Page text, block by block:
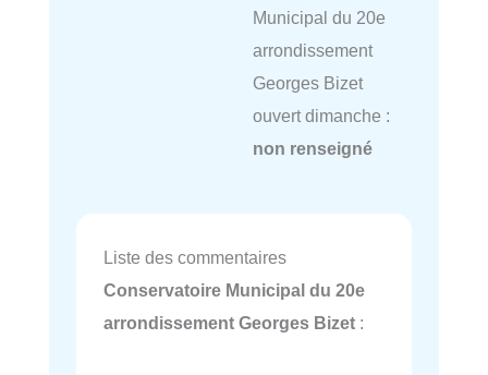
Municipal du 20e
arrondissement
Georges Bizet
ouvert dimanche :
non renseigné
Liste des commentaires
Conservatoire Municipal du 20e
arrondissement Georges Bizet :